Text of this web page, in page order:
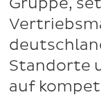
Standorte
auf